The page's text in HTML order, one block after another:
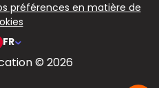
préférences en matière de
FR
© 2026